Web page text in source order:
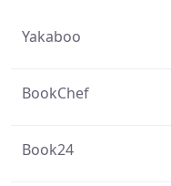
Yakaboo
BookChef
Book24